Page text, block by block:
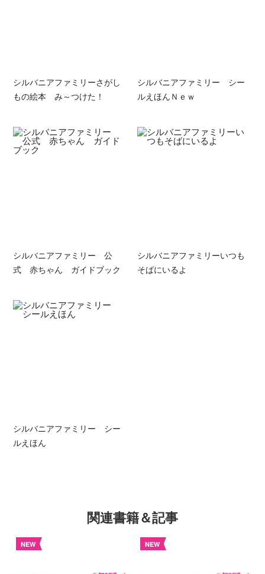
シルバニアファミリーさがし
もの絵本 み～つけた！
シルバニアファミリー シー
ルえほんＮｅｗ
シルバニアファミリー 公
式 赤ちゃん ガイドブック
シルバニアファミリーいつも
そばにいるよ
シルバニアファミリー シー
ルえほん
関連書籍＆記事
NEW NEW